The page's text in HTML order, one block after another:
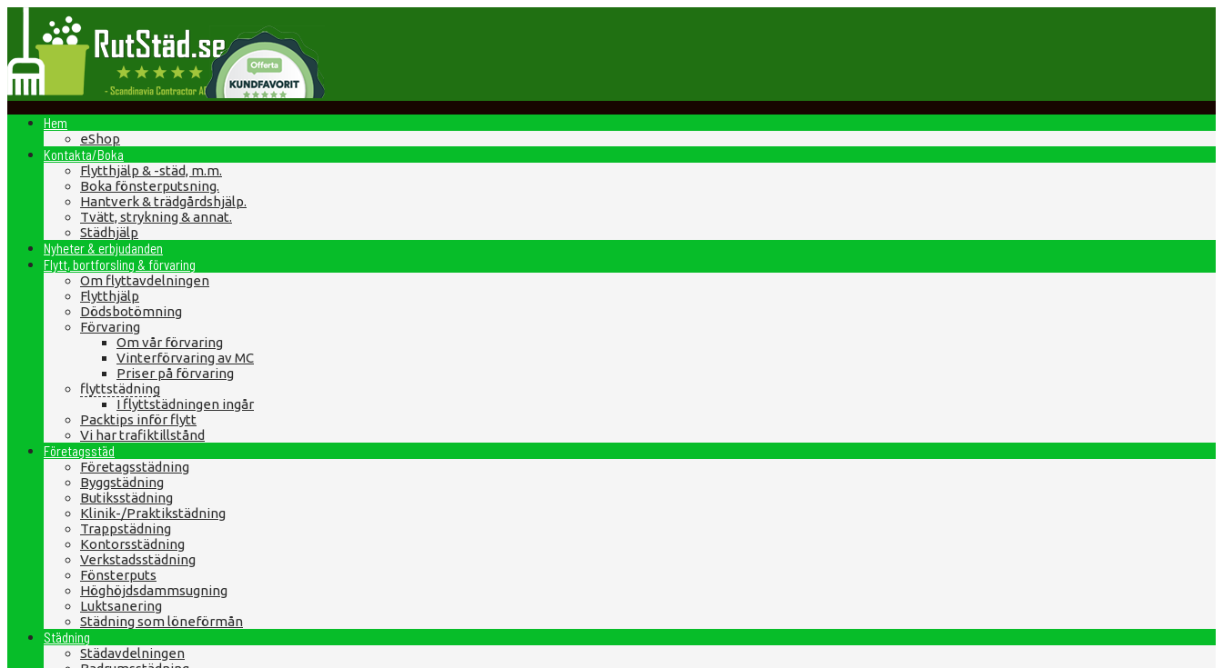
Hem
eShop
Kontakta/Boka
Flytthjälp & -städ, m.m.
Boka fönsterputsning.
Hantverk & trädgårdshjälp.
Tvätt, strykning & annat.
Städhjälp
Nyheter & erbjudanden
Flytt, bortforsling & förvaring
Om flyttavdelningen
Flytthjälp
Dödsbotömning
Förvaring
Om vår förvaring
Vinterförvaring av MC
Priser på förvaring
flyttstädning
I flyttstädningen ingår
Packtips inför flytt
Vi har trafiktillstånd
Företagsstäd
Företagsstädning
Byggstädning
Butiksstädning
Klinik-/Praktikstädning
Trappstädning
Kontorsstädning
Verkstadsstädning
Fönsterputs
Höghöjdsdammsugning
Luktsanering
Städning som löneförmån
Städning
Städavdelningen